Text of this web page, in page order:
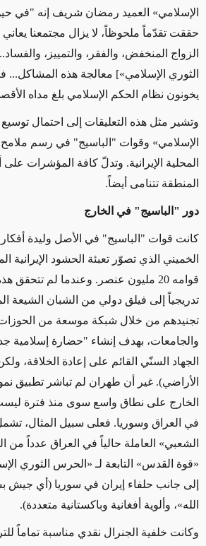
الإسلامي» العميد رمضان شريف إنه "في حين
حققت تقدّماً ملحوظاً، لا يزال مجتمعنا
الزواج المنخفض، والفقر، والتمييز،
الثوري الإسلامي»] معالجة هذه المشاكل...
يخونون نظام الحكم الإسلامي بلغ مداه
وتشير مثل هذه التعليقات إلى احتمال
الإسلامي» وقوات "الباسيج" في رسم
المحلية الإيرانية. وتدلّ كافة المؤشرات
المنطقة تتنامى أيضاً.
دور "الباسيج" في الخارج
كانت قوات "الباسيج" في الأصل وليدة أفكار
الخميني الذي تصوّر تعبئة الحشود
قوامه 20 مليون عنصر. وعندما لم تتحقق
تدريجياً إلى فيلق دولي من الشبان الشيعة
تجنيدهم من خلال شبكة موسعة من الحوزات
والجامعات، بهدف إنشاء "حضارة إسلامية
الجهاد السنّي القائم على إعادة الخلافة،
الأراضي). غير أن طهران لم تباشر تطبيق
الخارج على نطاق واسع سوى منذ فترة ليست
في العراق وسوريا. فعلى سبيل المثال،
الشعبي» العاملة حالياً في العراق عدداً من
«قوة القدس» التابعة لـ «الحرس الثوري
إلى جانب حلفاء إيران في سوريا (أي جيش
الله»، وألوية أفغانية وباكستانية متعددة).
وكانت خلفية الجنرال نقدي مناسبة تماماً